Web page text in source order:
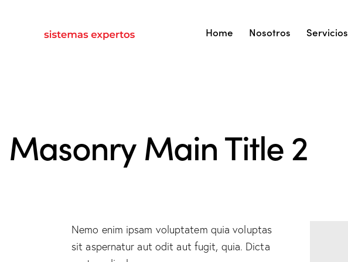
Home Nosotros Servicios
Masonry Main Title 2
Nemo enim ipsam voluptatem quia voluptas
sit aspernatur aut odit aut fugit, quia. Dicta